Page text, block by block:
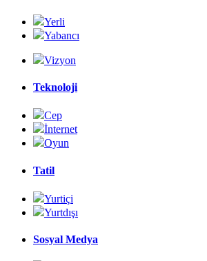
Yerli
Yabancı
Vizyon
Teknoloji
Cep
İnternet
Oyun
Tatil
Yurtiçi
Yurtdışı
Sosyal Medya